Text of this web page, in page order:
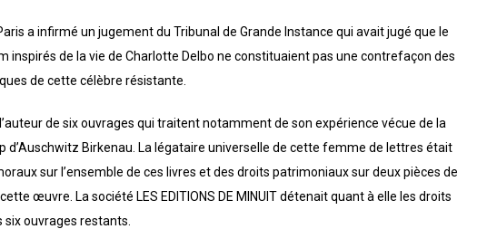
a infirmé un jugement du Tribunal de Grande Instance qui avait jugé que le
inspirés de la vie de Charlotte Delbo ne constituaient pas une contrefaçon des
de cette célèbre résistante.
de six ouvrages qui traitent notamment de son expérience vécue de la
d’Auschwitz Birkenau. La légataire universelle de cette femme de lettres était
sur l’ensemble de ces livres et des droits patrimoniaux sur deux pièces de
œuvre. La société LES EDITIONS DE MINUIT détenait quant à elle les droits
ouvrages restants.